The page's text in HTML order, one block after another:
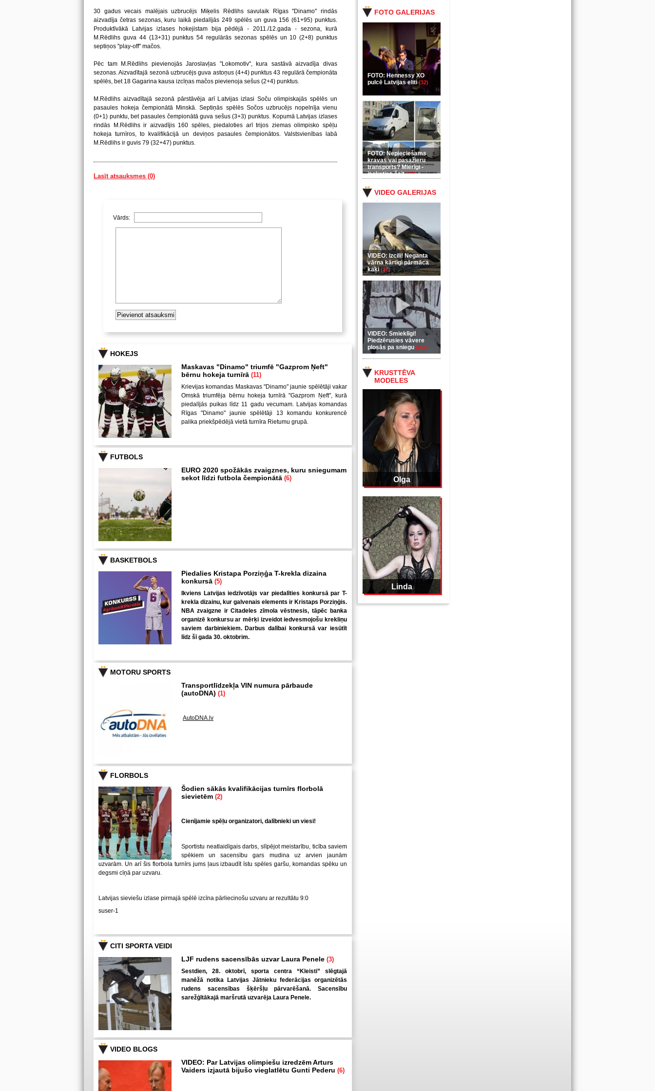
FOTO GALERIJAS
FOTO: Hennessy XO
pulcē Latvijas eliti(32)
FOTO: Nepieciešams
kravas vai pasažieru
transports? Mierīgi -
ieskaties šeit(35)
VIDEO GALERIJAS
VIDEO: Izcili! Neganta
vārna kārtīgi pārmāca
kaķi(37)
VIDEO: Smieklīgi!
Piedzērusies vāvere
plosās pa sniegu (255)
KRUSTTĒVA
MODELES
Olga
Linda
30 gadus vecais malējais uzbrucējs Miķelis Rēdlihs savulaik Rīgas "Dinamo" rindās
aizvadīja četras sezonas, kuru laikā piedalījās 249 spēlēs un guva 156 (61+95) punktus.
Produktīvākā Latvijas izlases hokejistam bija pēdējā - 2011./12.gada - sezona, kurā
M.Rēdlihs guva 44 (13+31) punktus 54 regulārās sezonas spēlēs un 10 (2+8) punktus
septiņos "play-off" mačos.
Pēc tam M.Rēdlihs pievienojās Jaroslavļas "Lokomotiv", kura sastāvā aizvadīja divas
sezonas. Aizvadītajā sezonā uzbrucējs guva astoņus (4+4) punktus 43 regulārā čempionāta
spēlēs, bet 18 Gagarina kausa izcīņas mačos pievienoja sešus (2+4) punktus.
M.Rēdlihs aizvadītajā sezonā pārstāvēja arī Latvijas izlasi Soču olimpiskajās spēlēs un
pasaules hokeja čempionātā Minskā. Septiņās spēlēs Sočos uzbrucējs nopelnīja vienu
(0+1) punktu, bet pasaules čempionātā guva sešus (3+3) punktus. Kopumā Latvijas izlases
rindās M.Rēdlihs ir aizvadījis 160 spēles, piedaloties arī trijos ziemas olimpisko spēļu
hokeja turnīros, to kvalifikācijā un deviņos pasaules čempionātos. Valstsvienības labā
M.Rēdlihs ir guvis 79 (32+47) punktus.
Lasīt atsauksmes (0)
Vārds:
HOKEJS
Maskavas "Dinamo" triumfē "Gazprom Ņeft"
bērnu hokeja turnīrā (11)
Krievijas komandas Maskavas "Dinamo" jaunie spēlētāji vakar
Omskā triumfēja bērnu hokeja turnīrā "Gazprom Ņeft", kurā
piedalījās puikas līdz 11 gadu vecumam. Latvijas komandas
Rīgas "Dinamo" jaunie spēlētāji 13 komandu konkurencē
palika priekšpēdējā vietā turnīra Rietumu grupā.
FUTBOLS
EURO 2020 spožākās zvaigznes, kuru sniegumam
sekot līdzi futbola čempionātā (6)
BASKETBOLS
Piedalies Kristapa Porziņģa T-krekla dizaina
konkursā (5)
Ikviens Latvijas iedzīvotājs var piedalīties konkursā par T-
krekla dizainu, kur galvenais elements ir Kristaps Porziņģis.
NBA zvaigzne ir Citadeles zīmola vēstnesis, tāpēc banka
organizē konkursu ar mērķi izveidot iedvesmojošu krekliņu
saviem darbiniekiem. Darbus dalībai konkursā var iesūtīt
līdz šī gada 30. oktobrim.
MOTORU SPORTS
Transportlīdzekļa VIN numura pārbaude
(autoDNA) (1)
AutoDNA.lv
FLORBOLS
Šodien sākās kvalifikācijas turnīrs florbolā
sievietēm (2)
Cienījamie spēļu organizatori, dalībnieki un viesi!
Sportistu neatlaidīgais darbs, slīpējot meistarību, ticība saviem
spēkiem un sacensību gars mudina uz arvien jaunām
uzvarām. Un arī šis florbola turnīrs jums ļaus izbaudīt īstu spēles garšu, komandas spēku un
degsmi cīņā par uzvaru.
Latvijas sieviešu izlase pirmajā spēlē izcīna pārliecinošu uzvaru ar rezultātu 9:0
suser-1
CITI SPORTA VEIDI
LJF rudens sacensībās uzvar Laura Penele (3)
Sestdien, 28. oktobrī, sporta centra “Kleisti” slēgtajā
manēžā notika Latvijas Jātnieku federācijas organizētās
rudens sacensības šķēršļu pārvarēšanā. Sacensību
sarežģītākajā maršrutā uzvarēja Laura Penele.
VIDEO BLOGS
VIDEO: Par Latvijas olimpiešu izredzēm Arturs
Vaiders izjautā bijušo vieglatlētu Gunti Pederu (6)